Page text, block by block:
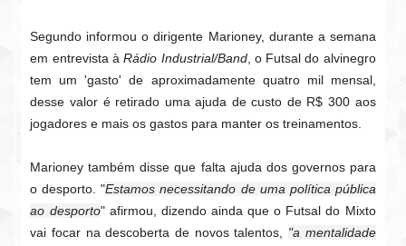
Segundo informou o dirigente Marioney, durante a semana
em entrevista àRádio Industrial/Band, o Futsal do alvinegro
tem um 'gasto' de aproximadamente quatro mil mensal,
desse valor é retirado uma ajuda de custo de R$ 300 aos
jogadores e mais os gastos para manter os treinamentos.
Marioney também disse que falta ajuda dos governos para
o desporto. "Estamos necessitando de uma política pública
ao desporto" afirmou, dizendo ainda que o Futsal do Mixto
vai focar na descoberta de novos talentos, "a mentalidade